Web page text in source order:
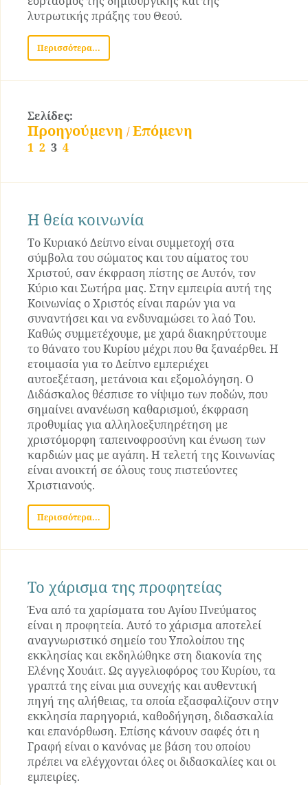
λυτρωτικής πράξης του Θεού.
Περισσότερα...
Σελίδες:
Προηγούμενη/Επόμενη
1 2 3 4
Η θεία κοινωνία
Το Κυριακό Δείπνο είναι συμμετοχή στα
σύμβολα του σώματος και του αίματος του
Χριστού, σαν έκφραση πίστης σε Αυτόν, τον
Κύριο και Σωτήρα μας. Στην εμπειρία αυτή της
Κοινωνίας ο Χριστός είναι παρών για να
συναντήσει και να ενδυναμώσει το λαό Του.
Καθώς συμμετέχουμε, με χαρά διακηρύττουμε
το θάνατο του Κυρίου μέχρι που θα ξαναέρθει. Η
ετοιμασία για το Δείπνο εμπεριέχει
αυτοεξέταση, μετάνοια και εξομολόγηση. Ο
Διδάσκαλος θέσπισε το νίψιμο των ποδών, που
σημαίνει ανανέωση καθαρισμού, έκφραση
προθυμίας για αλληλοεξυπηρέτηση με
χριστόμορφη ταπεινοφροσύνη και ένωση των
καρδιών μας με αγάπη. Η τελετή της Κοινωνίας
είναι ανοικτή σε όλους τους πιστεύοντες
Χριστιανούς.
Περισσότερα...
Το χάρισμα της προφητείας
Ένα από τα χαρίσματα του Αγίου Πνεύματος
είναι η προφητεία. Αυτό το χάρισμα αποτελεί
αναγνωριστικό σημείο του Υπολοίπου της
εκκλησίας και εκδηλώθηκε στη διακονία της
Ελένης Χουάιτ. Ως αγγελιοφόρος του Κυρίου, τα
γραπτά της είναι μια συνεχής και αυθεντική
πηγή της αλήθειας, τα οποία εξασφαλίζουν στην
εκκλησία παρηγοριά, καθοδήγηση, διδασκαλία
και επανόρθωση. Επίσης κάνουν σαφές ότι η
Γραφή είναι ο κανόνας με βάση του οποίου
πρέπει να ελέγχονται όλες οι διδασκαλίες και οι
εμπειρίες.